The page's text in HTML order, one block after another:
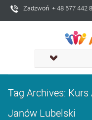
Zadzwoń + 48 577 442
Tag Archives:
Janów Lubelski